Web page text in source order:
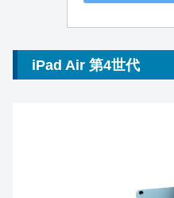
iPad Air 第4世代